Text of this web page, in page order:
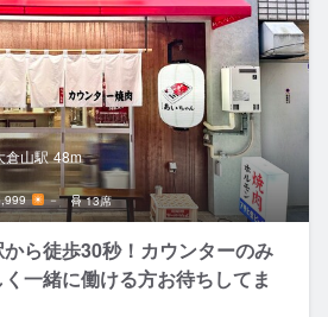
倉山駅 48m
－ 13席
ら徒歩30秒！カウンターのみ
一緒に働ける方お待ちしてま